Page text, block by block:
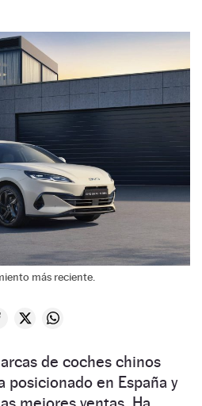
más reciente.
de coches chinos
posicionado en España y